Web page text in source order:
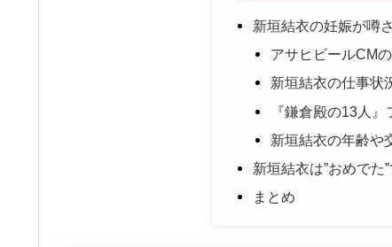
新垣結衣の妊娠が噂
アサヒビールCM
新垣結衣の仕事状
『鎌倉殿の13人
新垣結衣の年齢や
新垣結衣は”おめでた
まとめ